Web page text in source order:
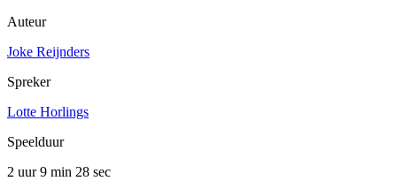
Auteur
Joke Reijnders
Spreker
Lotte Horlings
Speelduur
2 uur 9 min 28 sec